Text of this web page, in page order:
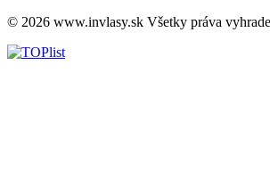
© 2026 www.invlasy.sk Všetky práva